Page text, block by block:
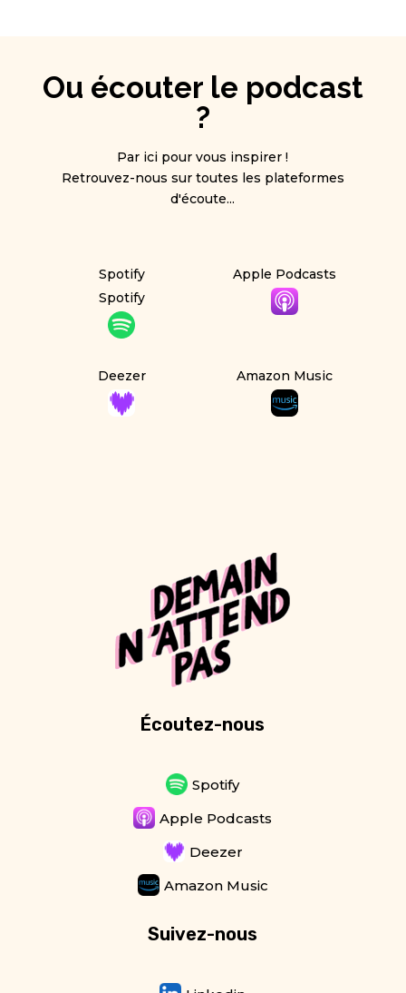
Ou écouter le podcast
?
Par ici pour vous inspirer !
Retrouvez-nous sur toutes les plateformes
d'écoute...
Spotify
Spotify
Apple Podcasts
Deezer Amazon Music
Écoutez-nous
Spotify
Apple Podcasts
Deezer
Amazon Music
Suivez-nous